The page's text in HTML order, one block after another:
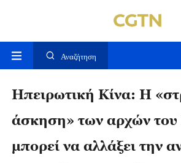
Αναζήτηση
Ηπειρωτική Κίνα: Η
άσκηση» των αρχών του
μπορεί να αλλάξει την